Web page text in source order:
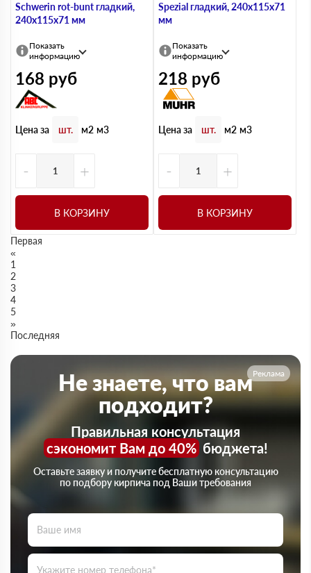
Schwerin rot-bunt гладкий,
240х115х71 мм
Показать
информацию
168 руб
Цена за шт. м2 м3
- +
В КОРЗИНУ
Spezial гладкий, 240х115х71
мм
Показать
информацию
218 руб
Цена за шт. м2 м3
- +
В КОРЗИНУ
Первая
«
1
2
3
4
5
»
Последняя
Реклама
Не знаете, что вам
подходит?
Правильная консультация
сэкономит Вам до 40%бюджета!
Оставьте заявку и получите бесплатную консультацию
по подбору кирпича под Ваши требования